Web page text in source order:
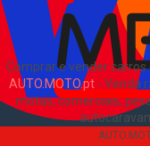
Comprar e vender
AUTO.MOTO.pt- Venda
motas, comerciais,